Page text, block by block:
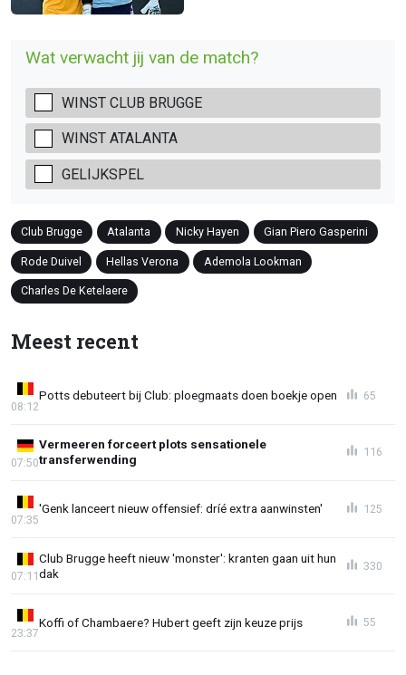
Wat verwacht jij van de match?
WINST CLUB BRUGGE
WINST ATALANTA
GELIJKSPEL
Club Brugge Atalanta Nicky Hayen Gian Piero Gasperini
Rode Duivel Hellas Verona Ademola Lookman
Charles De Ketelaere
Meest recent
Potts debuteert bij Club: ploegmaats doen boekje open
08:12
65
Vermeeren forceert plots sensationele
transferwending
07:50
116
'Genk lanceert nieuw offensief: dríé extra aanwinsten'
07:35
125
Club Brugge heeft nieuw 'monster': kranten gaan uit hun
dak
07:11
330
Koffi of Chambaere? Hubert geeft zijn keuze prijs
23:37
55